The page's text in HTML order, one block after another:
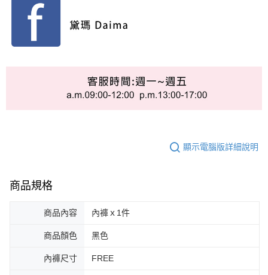
顯示電腦版詳細說明
商品規格
商品內容 內褲ｘ1件
商品顏色 黑色
內褲尺寸 FREE